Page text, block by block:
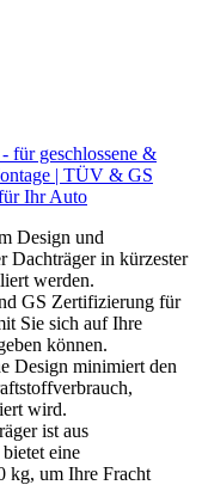
für geschlossene &
| TÜV & GS
Ihr Auto
Design und
Dachträger in kürzester
werden.
GS Zertifizierung für
Sie sich auf Ihre
können.
Design minimiert den
wird.
ist aus
eine
kg, um Ihre Fracht